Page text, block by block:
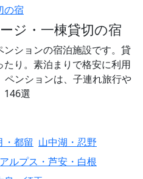
の宿
ジ・一棟貸切の宿
ションの宿泊施設です。貸
り。素泊まりで格安に利用
ペンションは、子連れ旅行や
146選
・都留 山中湖・忍野
ルプス・芦安・白根